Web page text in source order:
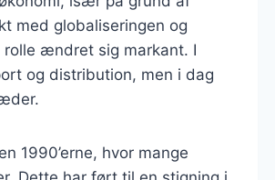
med globaliseringen og
ændret sig markant. I
og distribution, men i dag
1990’erne, hvor mange